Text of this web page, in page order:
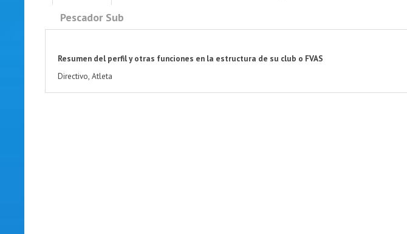
Pescador Sub
Resumen del perfil y otras funciones en la estructura de su club o FVAS
Directivo, Atleta